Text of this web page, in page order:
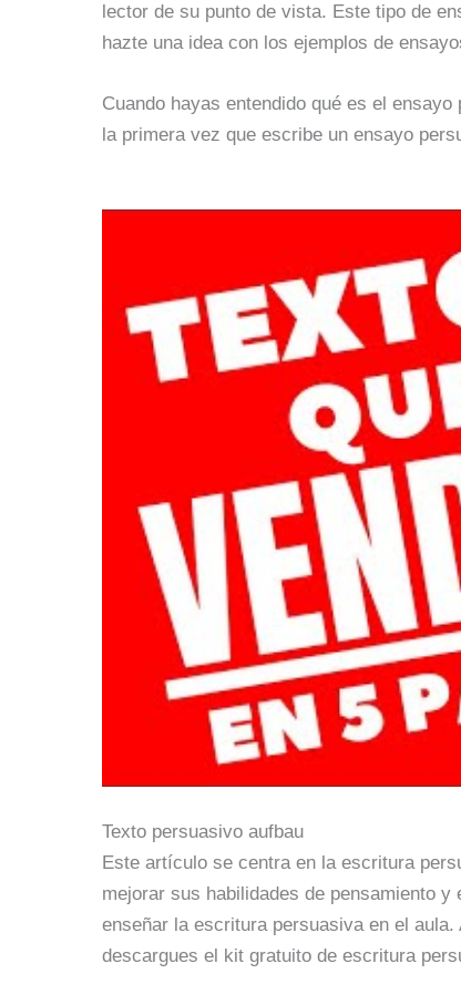
lector de su punto de vista. Este tipo de
hazte una idea con los ejemplos de
Cuando hayas entendido qué es el
la primera vez que escribe un ensayo
Texto persuasivo aufbau
Este artículo se centra en la escritura
mejorar sus habilidades de pensamiento
enseñar la escritura persuasiva en el
descargues el kit gratuito de escritura